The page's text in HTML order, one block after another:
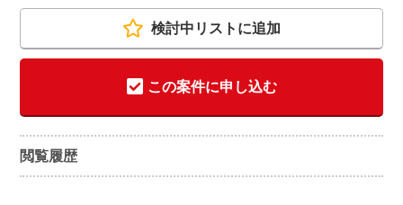
検討中リストに追加
この案件に申し込む
閲覧履歴